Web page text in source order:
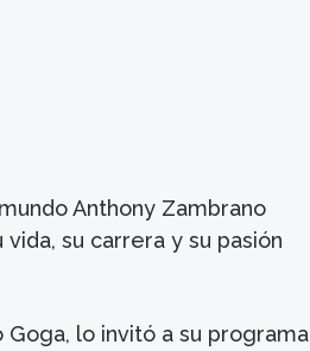
Anthony Zambrano
vida, su carrera y su pasión
lo invitó a su programa